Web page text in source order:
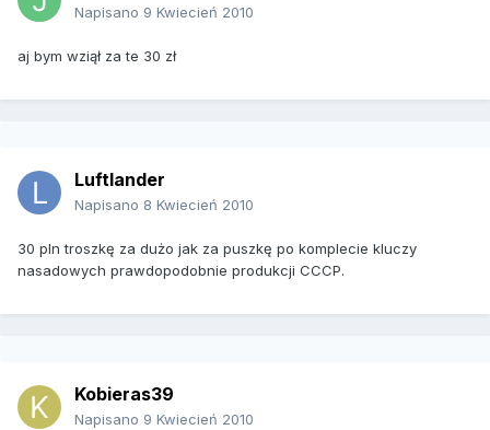
Napisano 9 Kwiecień 2010
aj bym wziął za te 30 zł
Luftlander
Napisano 8 Kwiecień 2010
30 pln troszkę za dużo jak za puszkę po komplecie kluczy
nasadowych prawdopodobnie produkcji CCCP.
Kobieras39
Napisano 9 Kwiecień 2010